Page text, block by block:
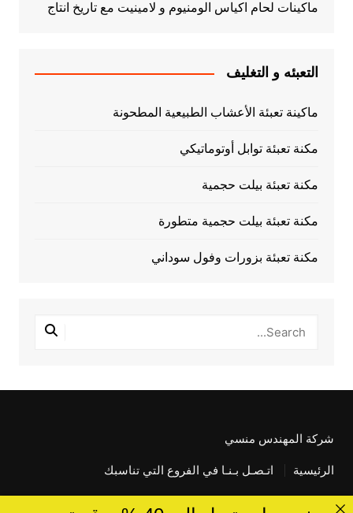
ماكينات لحام اكياس الومنيوم و لامينيت مع تاريخ انتاج
التعبئه و التغليف
ماكينة تعبئة الأعشاب الطبيعية المطحونة
مكنة تعبئة توابل أوتوماتيكي
مكنة تعبئة بيلت حجمية
مكنة تعبئة بيلت حجمية متطورة
مكنة تعبئة بزورات وفول سوداني
شركة المهندس منسي
الرئيسية اتـصـل بـنـا في الفروع التي تناسبك